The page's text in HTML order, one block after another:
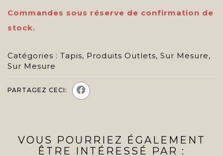
Commandes sous réserve de confirmation de
stock.
Catégories : Tapis, Produits Outlets, Sur Mesure,
Sur Mesure
PARTAGEZ CECI:
VOUS POURRIEZ ÉGALEMENT
ÊTRE INTÉRESSÉ PAR :